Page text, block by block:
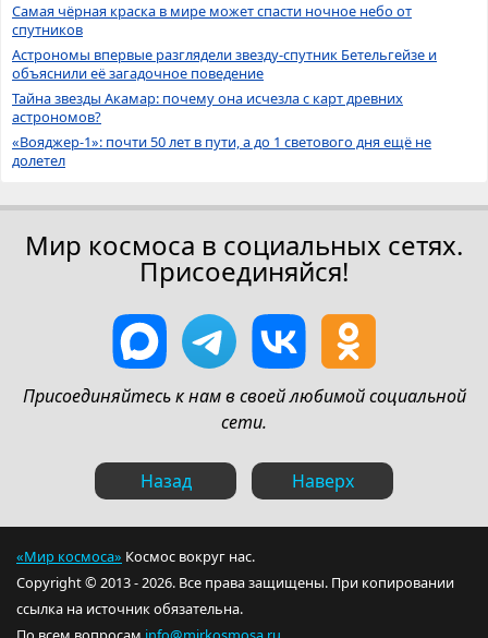
Самая чёрная краска в мире может спасти ночное небо от
спутников
Астрономы впервые разглядели звезду-спутник Бетельгейзе и
объяснили её загадочное поведение
Тайна звезды Акамар: почему она исчезла с карт древних
астрономов?
«Вояджер-1»: почти 50 лет в пути, а до 1 светового дня ещё не
долетел
Мир космоса в социальных сетях.
Присоединяйся!
Присоединяйтесь к нам в своей любимой социальной
сети.
Назад Наверх
«Мир космоса» Космос вокруг нас.
Copyright © 2013 - 2026. Все права защищены. При копировании
ссылка на источник обязательна.